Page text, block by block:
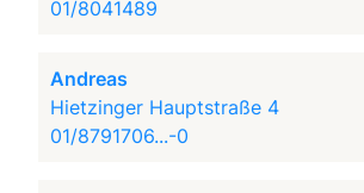
01/8041489
Andreas
Hietzinger Hauptstraße 4
01/8791706...-0